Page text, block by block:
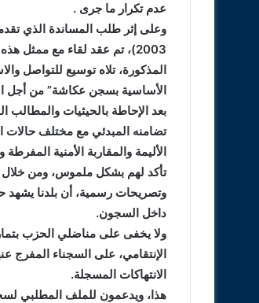
عدم تكرار ما جرى .
2003)، تم عقد لقاء مع
المذكورة، تلاه توسيع للتواصل
الأساسية بسجن عكاشة” من أجل
بعد الإحاطة بالحيثيات والمطالب
تضامنه المبدئي مع مختلف حالات
الأليمة والمقاربة الأمنية
تأكد لهم بشكل ملموس، ومن خلال
وتصريحات رسمية، أن بلدنا يشهد
داخل السجون.
ولا يخفى على مناضلي الحزب
الإنتقامي، على السجناء المفرج
الانتهاكات المسجلة.
هذا، ويدعمون للملف المطلبي